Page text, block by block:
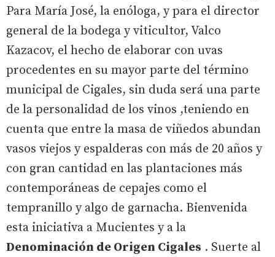
Para María José, la enóloga, y para el director
general de la bodega y viticultor, Valco
Kazacov, el hecho de elaborar con uvas
procedentes en su mayor parte del término
municipal de Cigales, sin duda será una parte
de la personalidad de los vinos ,teniendo en
cuenta que entre la masa de viñedos abundan
vasos viejos y espalderas con más de 20 años y
con gran cantidad en las plantaciones más
contemporáneas de cepajes como el
tempranillo y algo de garnacha. Bienvenida
esta iniciativa a Mucientes y a la
Denominación de Origen Cigales . Suerte al